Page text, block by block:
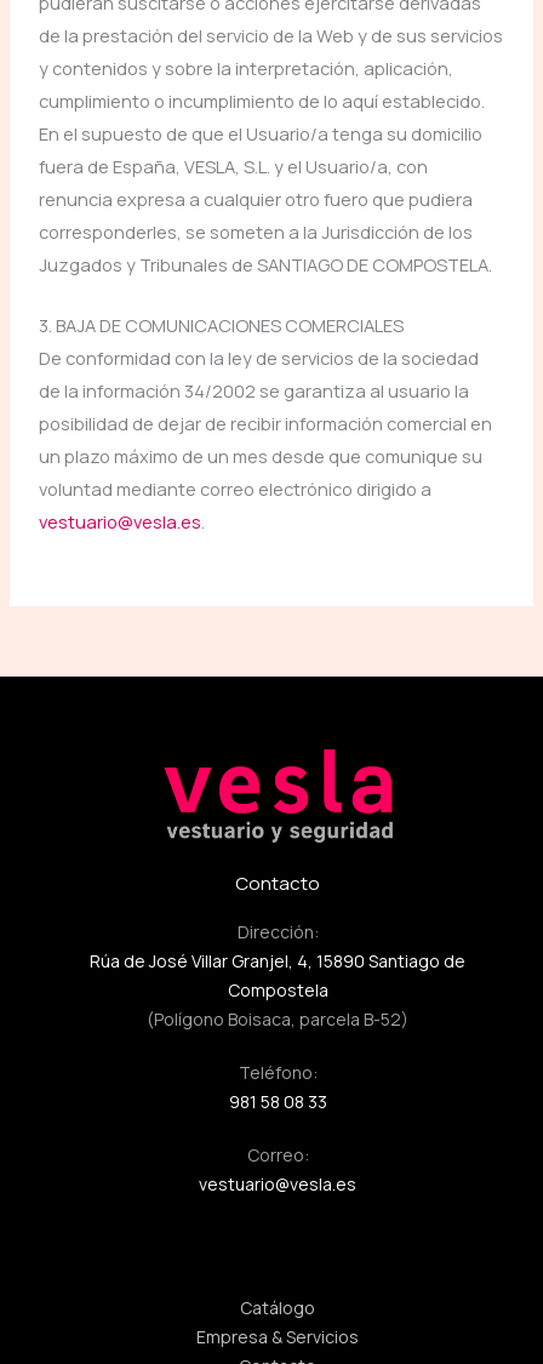
de la prestación del servicio de la Web y de sus servicios
y contenidos y sobre la interpretación, aplicación,
cumplimiento o incumplimiento de lo aquí establecido.
En el supuesto de que el Usuario/a tenga su domicilio
fuera de España, VESLA, S.L. y el Usuario/a, con
renuncia expresa a cualquier otro fuero que pudiera
corresponderles, se someten a la Jurisdicción de los
Juzgados y Tribunales de SANTIAGO DE COMPOSTELA.
3. BAJA DE COMUNICACIONES COMERCIALES
De conformidad con la ley de servicios de la sociedad
de la información 34/2002 se garantiza al usuario la
posibilidad de dejar de recibir información comercial en
un plazo máximo de un mes desde que comunique su
voluntad mediante correo electrónico dirigido a
vestuario@vesla.es.
Contacto
Dirección:
Rúa de José Villar Granjel, 4, 15890 Santiago de
Compostela
(Polígono Boisaca, parcela B-52)
Teléfono:
981 58 08 33
Correo:
vestuario@vesla.es
Catálogo
Empresa & Servicios